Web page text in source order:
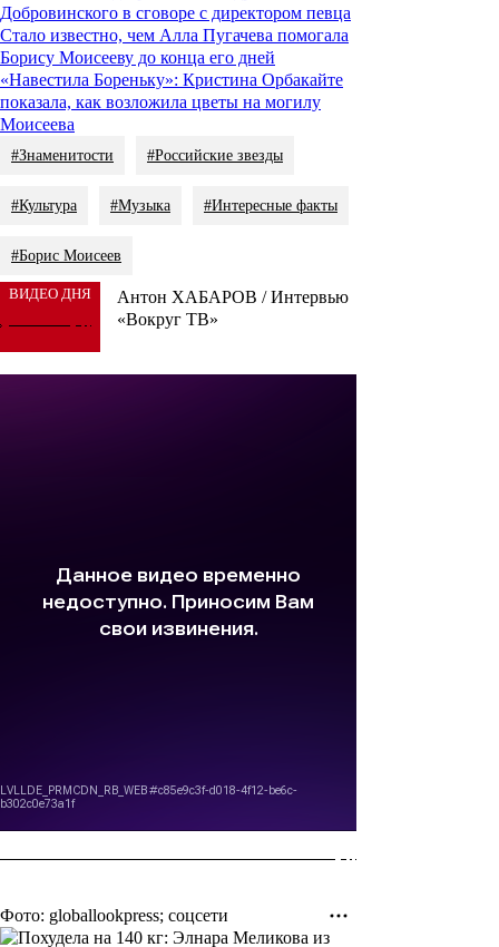
Добровинского в сговоре с директором певца
Стало известно, чем Алла Пугачева помогала
Борису Моисееву до конца его дней
«Навестила Бореньку»: Кристина Орбакайте
показала, как возложила цветы на могилу
Моисеева
#Знаменитости #Российские звезды
#Культура #Музыка #Интересные факты
#Борис Моисеев
ВИДЕО ДНЯ
Антон ХАБАРОВ / Интервью
«Вокруг ТВ»
Фото: globallookpress; соцсети